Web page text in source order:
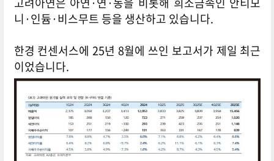
니·인듐·비스무트 등을 생산하고 있습니다.
한경 컨센서스에25년 8월에 쓰인 보고서가 제일 최근
이었습니다.